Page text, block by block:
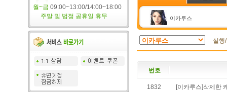
월~금 09:00~13:00/14:00~18:00
주말 및 법정 공휴일 휴무
이카루스
실행
번호
1832 [이카루스]삭제한